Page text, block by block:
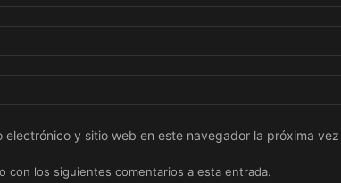
electrónico y sitio web en este navegador la próxima
con los siguientes comentarios a esta entrada.